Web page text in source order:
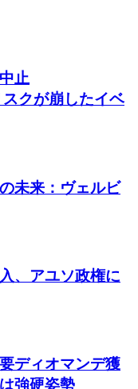
止
クが崩したイベ
未来：ヴェルビ
、アユソ政権に
ディオマンデ獲
強硬姿勢